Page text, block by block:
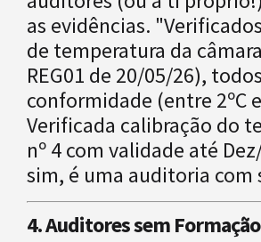
as evidências.
de temperatura da
REG01 de 20/05/26),
conformidade (entre 2ºC
Verificada calibração do
nº 4 com validade até
sim, é uma auditoria com
4. Auditores sem